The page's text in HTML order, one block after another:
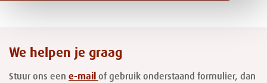
We helpen je graag
Stuur ons een e-mail of gebruik onderstaand formulier, dan